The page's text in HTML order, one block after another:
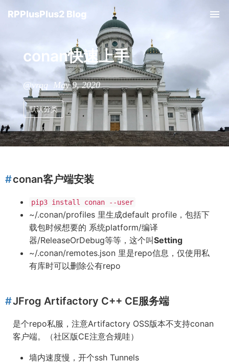
RPPlusPlus2 Blog
conan快速上手
@vrqq May 9, 2020
默认分类
conan客户端安装
pip3 install conan --user
~/.conan/profiles 里生成default profile，包括下
载包时候想要的 系统platform/编译
器/ReleaseOrDebug等等，这个叫Setting
~/.conan/remotes.json 里是repo信息，仅使用私
有库时可以删除公有repo
JFrog Artifactory C++ CE服务端
是个repo私服，注意Artifactory OSS版本不支持conan
客户端。（社区版CE注意合规哇）
墙内速度慢，开个ssh Tunnels